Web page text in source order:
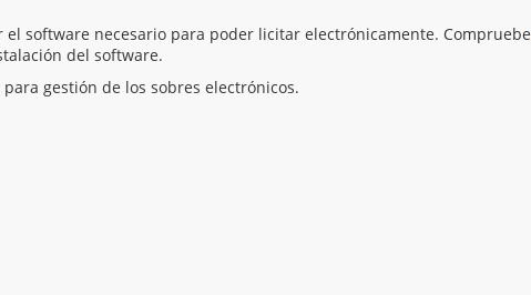
el software necesario para poder licitar electrónicamente. Compruebe
del software.
para gestión de los sobres electrónicos.